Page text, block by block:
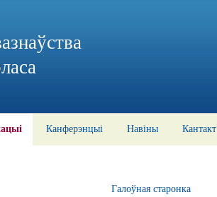
Канферэнцыі Навіны Кантакт
Галоўная старонка